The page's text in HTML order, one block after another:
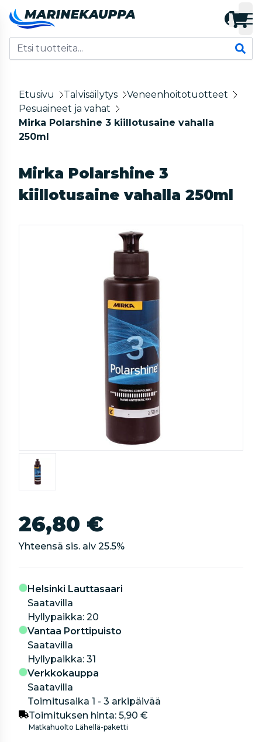
Etusivu Talvisäilytys
Veneenhoitotuotteet
Pesuaineet ja vahat
Mirka Polarshine 3 kiillotusaine vahalla
250ml
Mirka Polarshine 3
kiillotusaine vahalla 250ml
26,80 €
Yhteensä sis. alv 25.5%
Helsinki Lauttasaari
Saatavilla
hyllypaikka: 20
Vantaa Porttipuisto
Saatavilla
hyllypaikka: 31
Verkkokauppa
Saatavilla
Toimitusaika 1 - 3 arkipäivää
Toimituksen hinta: 5,90 €
Matkahuolto Lähellä-paketti